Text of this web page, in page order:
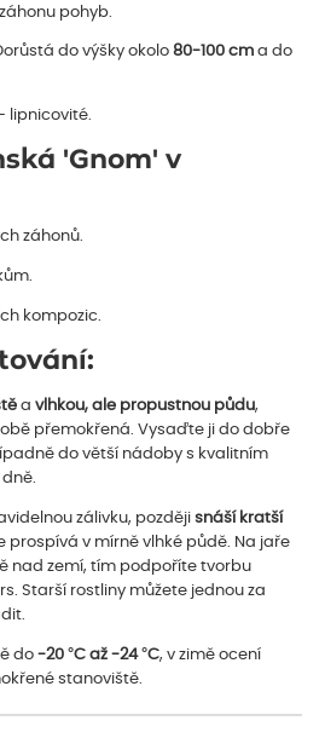
pohyb.
do výšky okolo80-100 cm a do
lipnicovité.
'Gnom' v
záhonů.
kompozic.
avlhkou, ale propustnou půdu,
přemokřená. Vysaďte ji do dobře
do větší nádoby s kvalitním
zálivku, pozdějisnáší kratší
prospívá v mírně vlhké půdě. Na jaře
nad zemí, tím podpoříte tvorbu
Starší rostliny můžete jednou za
do-20 °C až -24 °C, v zimě ocení
stanoviště.